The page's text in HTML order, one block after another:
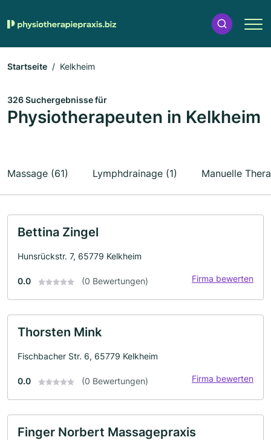
Startseite Kelkheim
326 Suchergebnisse für
Physiotherapeuten in Kelkheim
Massage (61) Lymphdrainage (1) Manuelle
Bettina Zingel
Hunsrückstr. 7, 65779 Kelkheim
0.0 (0 Bewertungen) Firma bewerten
Thorsten Mink
Fischbacher Str. 6, 65779 Kelkheim
0.0 (0 Bewertungen) Firma bewerten
Finger Norbert Massagepraxis